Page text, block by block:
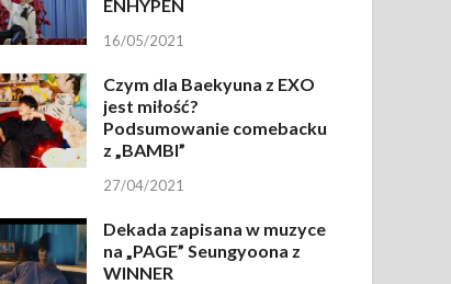
ENHYPEN
16/05/2021
Czym dla Baekyuna z EXO
jest miłość?
Podsumowanie comebacku
z „BAMBI”
27/04/2021
Dekada zapisana w muzyce
na „PAGE” Seungyoona z
WINNER